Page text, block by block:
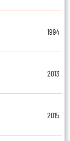
1994
2013
2015